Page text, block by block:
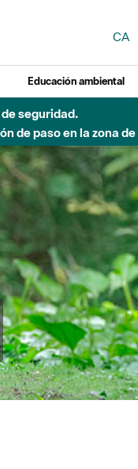
CA
Educación ambiental
seguridad.
de paso en la zona